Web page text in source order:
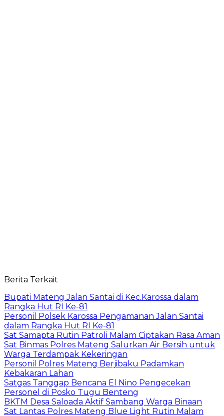
Berita Terkait
Bupati Mateng Jalan Santai di Kec.Karossa dalam
Rangka Hut RI Ke-81
Personil Polsek Karossa Pengamanan Jalan Santai
dalam Rangka Hut RI Ke-81
Sat Samapta Rutin Patroli Malam Ciptakan Rasa Aman
Sat Binmas Polres Mateng Salurkan Air Bersih untuk
Warga Terdampak Kekeringan
Personil Polres Mateng Berjibaku Padamkan
Kebakaran Lahan
Satgas Tanggap Bencana El Nino Pengecekan
Personel di Posko Tugu Benteng
BKTM Desa Saloada Aktif Sambang Warga Binaan
Sat Lantas Polres Mateng Blue Light Rutin Malam